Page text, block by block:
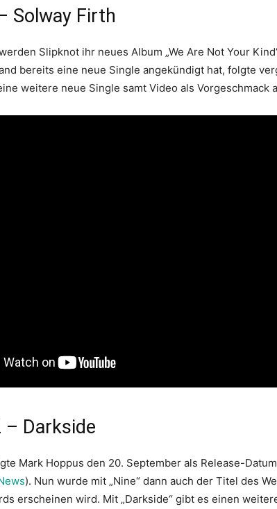
Solway Firth
Slipknot ihr neues Album „We Are Not Your
bereits eine neue Single angekündigt hat, folgte
weitere neue Single samt Video als Vorgeschmack
– Darkside
Mark Hoppus den 20. September als Release-
). Nun wurde mit „Nine“ dann auch der Titel des
erscheinen wird. Mit „Darkside“ gibt es einen